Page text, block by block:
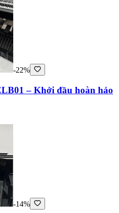
-22%
– Khởi đầu hoàn hảo
-14%